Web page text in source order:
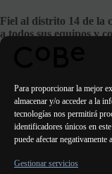
Para proporcionar la mejor
almacenar y/o acceder a la
tecnologías nos permitirá
identificadores únicos en
puede afectar negativamente
Gestionar servicios
Fiel al distrito 14 de la
a todos sus equipos y
creativo.
ANTERIOR